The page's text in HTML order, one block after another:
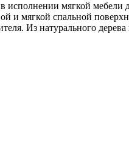
мягкой
и мягкой спальной
Из натурального